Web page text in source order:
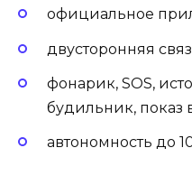
официальное
двусторонняя
фонарик, SOS,
будильник, показ
автономность до